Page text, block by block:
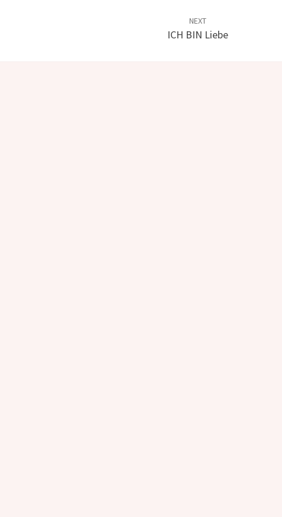
NEXT
ICH BIN Liebe